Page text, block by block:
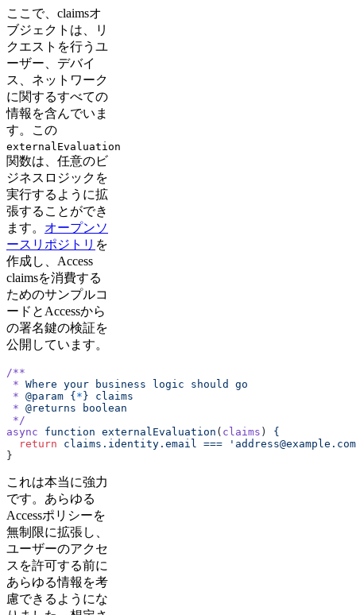
ここで、claimsオ
ブジェクトは、リ
クエストを行うユ
ーザー、デバイ
ス、ネットワーク
に関するすべての
情報を含んでいま
す。この
externalEvaluation
関数は、任意のビ
ジネスロジックを
実行するように拡
張することができ
ます。 オープンソ
ースリポジトリ を
作成し、Access
claimsを消費する
ためのサンプルコ
ードとAccessから
の署名鍵の検証を
公開しています。
/**
* Where your business logic should
go
* @param { * } claims
* @returns boolean
*/
async function externalEvaluation ( claims ) {
  return
claims.identity.email ===
}
これは本当に強力
です。あらゆる
Accessポリシーを
無制限に拡張し、
ユーザーのアクセ
スを許可する前に
あらゆる情報を考
慮できるようにな